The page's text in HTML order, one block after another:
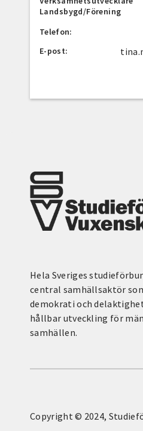
Landsbygd/Förening
Telefon:
E-post:
Hela Sveriges
central samhällsaktör
demokrati och
hållbar utveckling för
samhällen.
Copyright © 2024,